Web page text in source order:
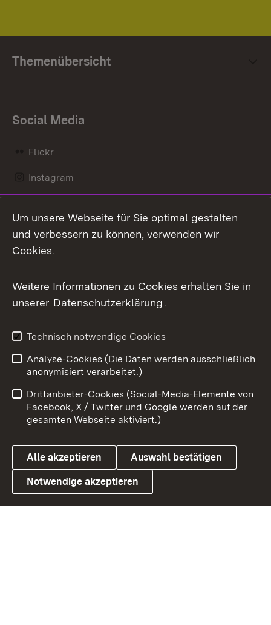
Themenübersicht
Social Media
Flickr
Instagram
Mastodon
Messenger
Social Wall
X / Twitter
Youtube
Link zum Landesportal
Benutzungshinweise
Barrierefreiheit
Datenschutz
Cookies
Um unsere Webseite für Sie optimal gestalten
und verbessern zu können, verwenden wir
Cookies.
Weitere Informationen zu Cookies erhalten Sie in
unserer Datenschutzerklärung.
Technisch notwendige Cookies
Analyse-Cookies (Die Daten werden ausschließlich
anonymisiert verarbeitet.)
Drittanbieter-Cookies (Social-Media-Elemente von
Facebook, X / Twitter und Google werden auf der
gesamten Webseite aktiviert.)
Alle akzeptieren Auswahl bestätigen
Notwendige akzeptieren